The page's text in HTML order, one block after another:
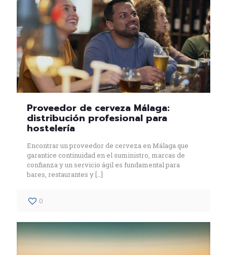
Proveedor de cerveza Málaga:
distribución profesional para
hostelería
Encontrar un proveedor de cerveza en Málaga que
garantice continuidad en el suministro, marcas de
confianza y un servicio ágil es fundamental para
bares, restaurantes y[…]
0